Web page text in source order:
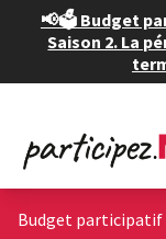
📢🗳️ Budget
Saison 2. La
Budget participatif